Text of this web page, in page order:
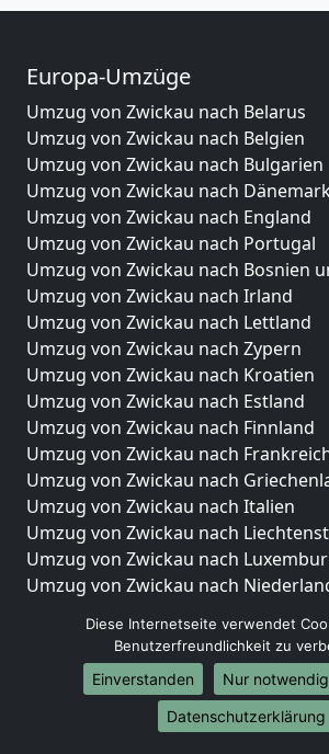
Europa-Umzüge
Umzug von Zwickau nach Belarus
Umzug von Zwickau nach Belgien
Umzug von Zwickau nach Bulgarien
Umzug von Zwickau nach
Umzug von Zwickau nach England
Umzug von Zwickau nach Portugal
Umzug von Zwickau nach Bosnien
Umzug von Zwickau nach Irland
Umzug von Zwickau nach Lettland
Umzug von Zwickau nach Zypern
Umzug von Zwickau nach Kroatien
Umzug von Zwickau nach Estland
Umzug von Zwickau nach Finnland
Umzug von Zwickau nach
Umzug von Zwickau nach
Umzug von Zwickau nach Italien
Umzug von Zwickau nach
Umzug von Zwickau nach
Umzug von Zwickau nach
Umzüge-Deutschlandweit
Umzug von Zwickau nach Berlin
Umzug von Zwickau nach Hamburg
Diese Internetseite verwendet
Benutzerfreundlichkeit zu
Einverstanden
Nur
Datenschutzerklärung